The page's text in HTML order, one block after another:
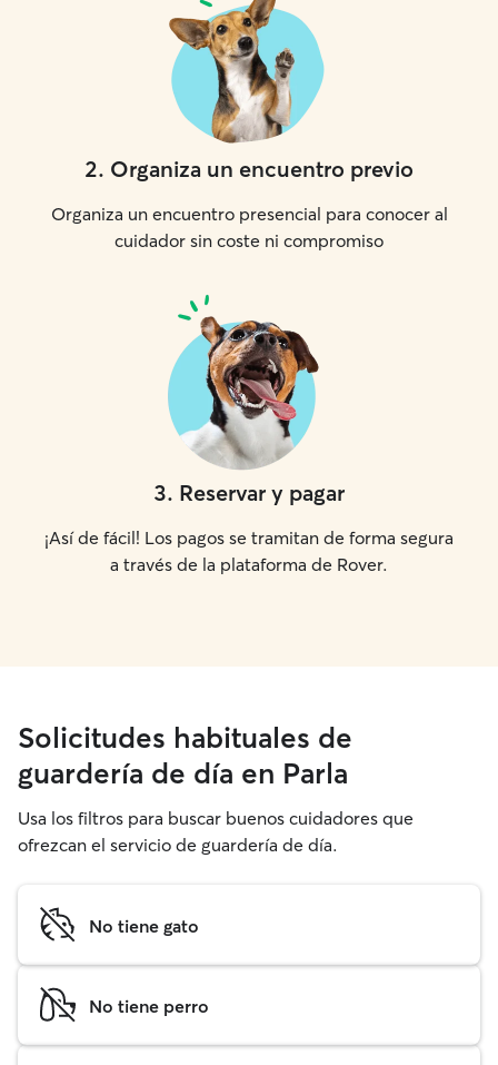
2. Organiza un encuentro previo
Organiza un encuentro presencial para conocer al
cuidador sin coste ni compromiso
3. Reservar y pagar
¡Así de fácil! Los pagos se tramitan de forma segura
a través de la plataforma de Rover.
Solicitudes habituales de
guardería de día en Parla
Usa los filtros para buscar buenos cuidadores que
ofrezcan el servicio de guardería de día.
No tiene gato
No tiene perro